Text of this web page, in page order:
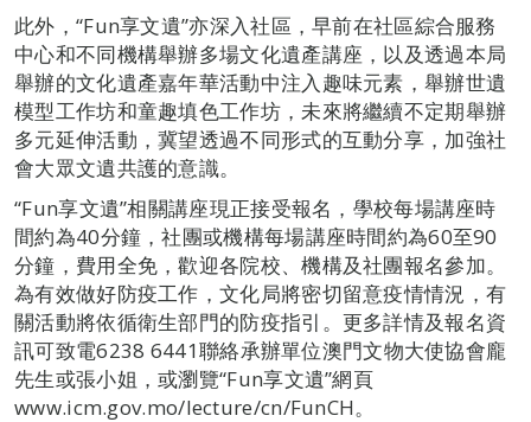
此外，“Fun享文遺”亦深入社區，早前在社區綜合服務
中心和不同機構舉辦多場文化遺產講座，以及透過本局
舉辦的文化遺產嘉年華活動中注入趣味元素，舉辦世遺
模型工作坊和童趣填色工作坊，未來將繼續不定期舉辦
多元延伸活動，冀望透過不同形式的互動分享，加強社
會大眾文遺共護的意識。
“Fun享文遺”相關講座現正接受報名，學校每場講座時
間約為40分鐘，社團或機構每場講座時間約為60至90
分鐘，費用全免，歡迎各院校、機構及社團報名參加。
為有效做好防疫工作，文化局將密切留意疫情情況，有
關活動將依循衛生部門的防疫指引。更多詳情及報名資
訊可致電6238 6441聯絡承辦單位澳門文物大使協會龐
先生或張小姐，或瀏覽“Fun享文遺”網頁
www.icm.gov.mo/lecture/cn/FunCH。